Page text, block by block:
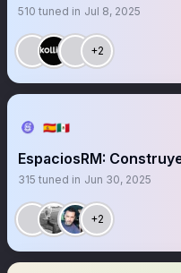
510 tuned in Jul 8, 2025
+2
🇪🇦🇲🇽
EspaciosRM:
315 tuned in Jun 30, 2025
+2